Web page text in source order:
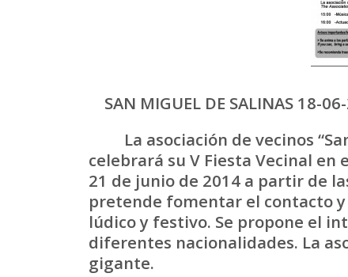
SAN MIGUEL DE SALINAS 18-
La asociación de vecinos
celebrará su V Fiesta Vecinal en
21 de junio de 2014 a partir de
pretende fomentar el contacto
lúdico y festivo. Se propone el
diferentes nacionalidades. La
gigante.